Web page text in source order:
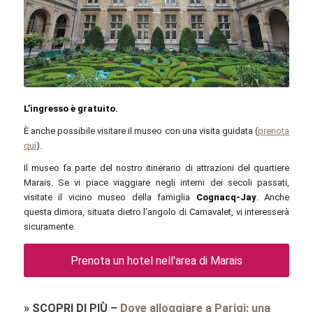
Lionel Allorge / commons.wikimedia.org / CC BY-SA 3.0
L’ingresso è gratuito.
È anche possibile visitare il museo con una visita guidata (prenota
qui).
Il museo fa parte del nostro itinerario di attrazioni del quartiere
Marais. Se vi piace viaggiare negli interni dei secoli passati,
visitate il vicino museo della famiglia Cognacq-Jay. Anche
questa dimora, situata dietro l’angolo di Carnavalet, vi interesserà
sicuramente.
Prenota un hotel nell'area di Marais
» SCOPRI DI PIÙ – Dove alloggiare a Parigi: una